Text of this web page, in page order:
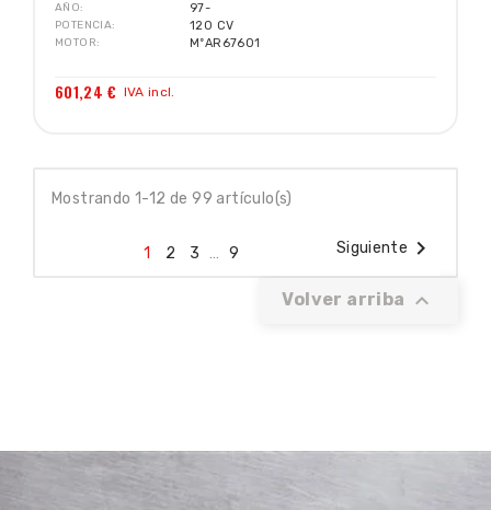
AÑO 97-
POTENCIA 120 CV
MOTOR MºAR67601
601,24 € IVA incl.
Mostrando 1-12 de 99 artículo(s)
1 2 3 … 9 Siguiente 
Volver arriba 